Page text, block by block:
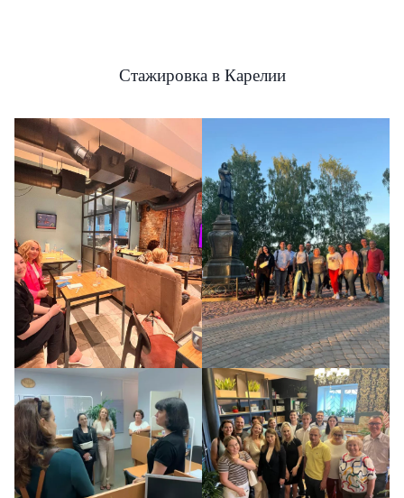
Стажировка в Карелии